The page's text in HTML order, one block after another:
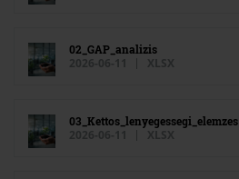
02_GAP_analizis
2026-06-11 XLSX
03_Kettos_lenyegessegi_elemzes
2026-06-11 XLSX